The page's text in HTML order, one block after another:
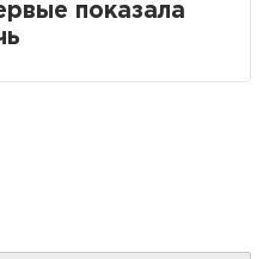
показала